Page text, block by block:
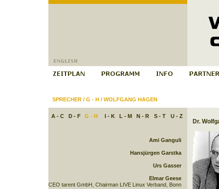
SPRECHER/ G - H/ WOLFGANG HAGEN
A - C D - F G - H I - K L - M N - R S - T U - Z
Dr.
Ami Ganguli
Hansjürgen Garstka
Urs Gasser
Elmar Geese
CEO tarent GmbH, Chairman LIVE Linux Verband, Bonn